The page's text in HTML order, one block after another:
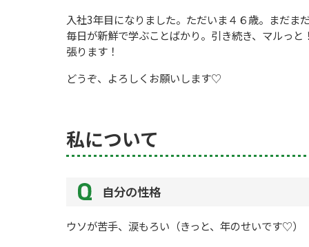
入社3年目になりました。ただいま４６歳。まだま
毎日が新鮮で学ぶことばかり。引き続き、マルっ
張ります！
どうぞ、よろしくお願いします♡
私について
自分の性格
ウソが苦手、涙もろい（きっと、年のせいです♡）